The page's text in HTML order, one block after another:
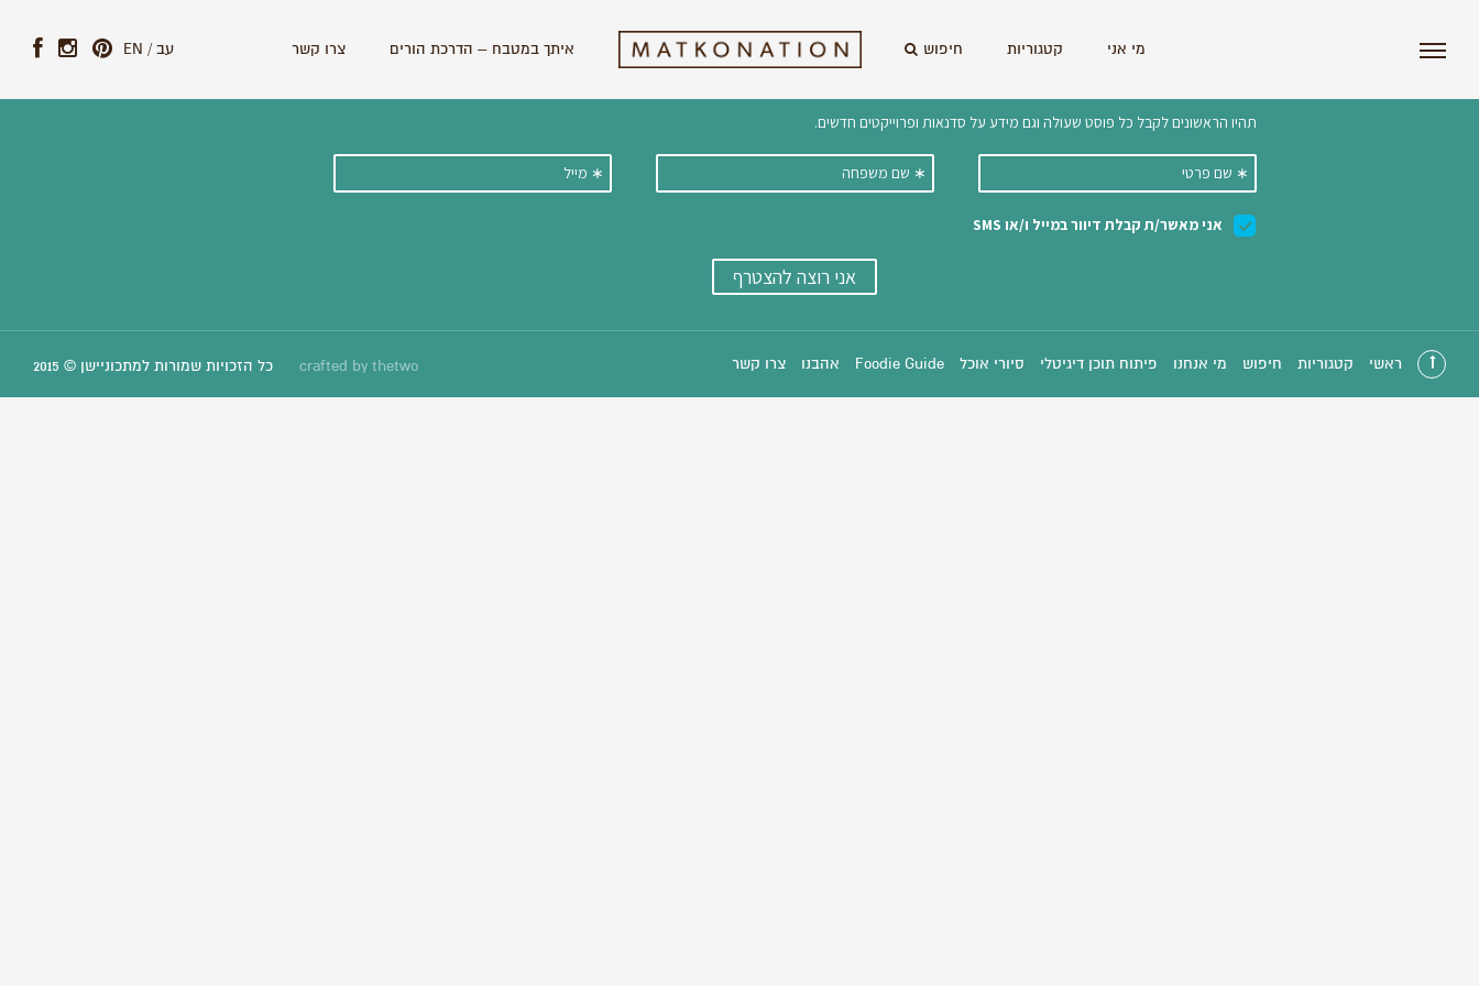
מי אני קטגוריות חיפוש איתך במטבח – הדרכת הורים צרו קשר EN / עב
הצטרפו לניוזלטר שלנו וקבלו ישירות למייל עדכונים על מתכונים וסיפורים חדשים:
ראשי קטגוריות חיפוש מי אנחנו פיתוח תוכן דיגיטלי סיורי אוכל Foodie Guide אהבנו צרו קשר crafted by thetwo כל הזכויות שמורות למתכוניישן © 2015